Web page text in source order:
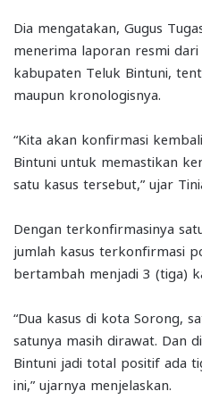
Dia mengatakan, Gugus
menerima laporan resmi dari
kabupaten Teluk Bintuni,
maupun kronologisnya.
“Kita akan konfirmasi
Bintuni untuk memastikan
satu kasus tersebut,” ujar
Dengan terkonfirmasinya
jumlah kasus terkonfirmasi
bertambah menjadi 3 (tiga)
“Dua kasus di kota Sorong,
satunya masih dirawat. Dan
Bintuni jadi total positif ada
ini,” ujarnya menjelaskan.